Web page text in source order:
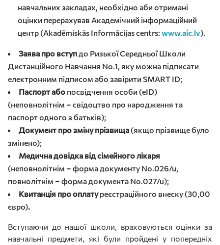
навчальних закладах, необхідно аби отримані
оцінки перерахував Академічний інформаційний
центр (Akadēmiskās Informācijas centrs: www.aic.lv).
Заява про вступдо Ризької Середньої Школи
Дистанційного Навчання No.1, яку можна підписати
електронним підписом або завірити SMART ID;
Паспорт або посвідчення особи (eID)
(неповнолітнім – свідоцтво про народження та
паспорт одного з батьків);
Документ про зміну прізвища (якщо прізвище було
змінено);
Медична довідка від сімейного лікаря
(неповнолітнім – форма документу No.026/u,
повнолітнім – форма документа No.027/u);
Квитанція про оплату реєстраційного внеску (30,00
євро).
Вступаючи до нашої школи, враховуються оцінки за
навчальні предмети, які були пройдені у попередніх